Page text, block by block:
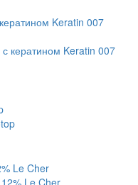
Keratin 007
Le Cher